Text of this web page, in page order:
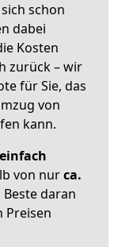
schon
dabei
Kosten
zurück – wir
für Sie, das
von
kann.
von nurca.
daran
Preisen